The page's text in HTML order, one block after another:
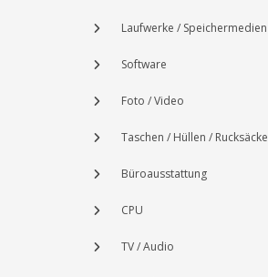
Laufwerke / Speichermedien
Software
Foto / Video
Taschen / Hüllen / Rucksäcke
Büroausstattung
CPU
TV / Audio